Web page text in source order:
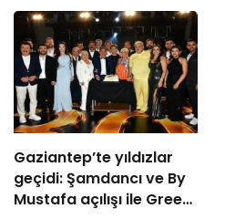
Gaziantep’te yıldızlar
geçidi: Şamdancı ve By
Mustafa açılışı ile Green